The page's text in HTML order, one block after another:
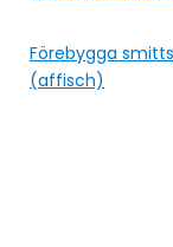
Förebygga
(affisch)